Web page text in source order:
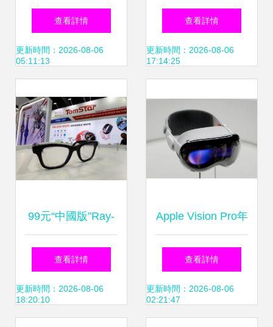
音頻眼鏡 顛覆視聽
體驗，售價899元
查看詳情
更新時間：2026-08-06
05:11:13
導助力AR眼鏡飛躍
式升級，開啟智能
查看詳情
更新時間：2026-08-06
17:14:25
99元“中國版”Ray-
ban Meta登
場，“兇殘”的華強
查看詳情
更新時間：2026-08-06
18:20:10
Apple Vision Pro年
內登陸中國 華米
OV全力跟進 科技
查看詳情
更新時間：2026-08-06
02:21:47